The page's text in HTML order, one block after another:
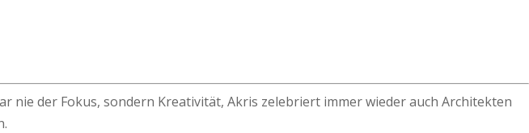
nie der Fokus, sondern Kreativität, Akris zelebriert immer wieder auch Architekten